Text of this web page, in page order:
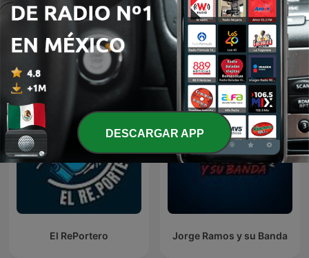
El Partidazo de COPE Peláez y de Francisco
El RePortero Jorge Ramos y su Banda
DESCARGAR APP